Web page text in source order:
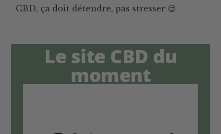
CBD, ça doit détendre, pas stresser 😌
Le site CBD du
moment